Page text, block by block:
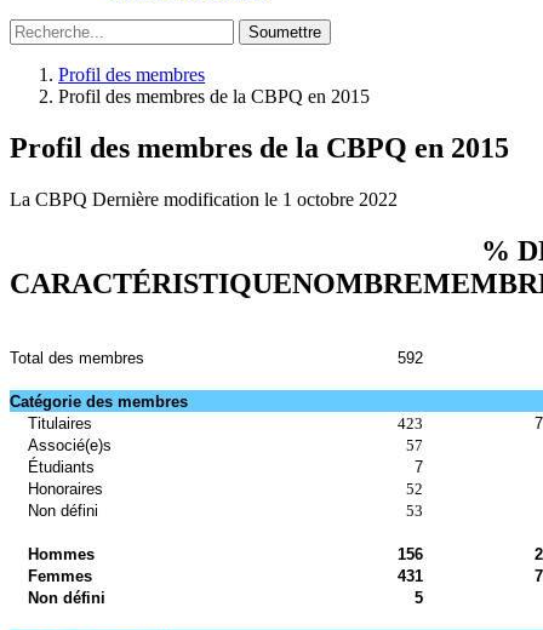
Soumettre
Profil des membres
Profil des membres de la CBPQ en 2015
Profil des membres de la CBPQ en 2015
La CBPQ Dernière modification le 1 octobre 2022
CARACTÉRISTIQUENOMBRE
%
Total des membres 592
Catégorie des membres
Titulaires
423
Associé(e)s
57
Étudiants
7
Honoraires
52
Non défini
53
Hommes 156
Femmes
431
Non défini
5